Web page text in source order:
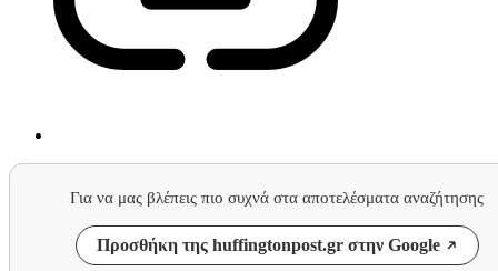
Για να μας βλέπεις πιο συχνά στα αποτελέσματα αναζήτησης
Προσθήκη της huffingtonpost.gr στην Google